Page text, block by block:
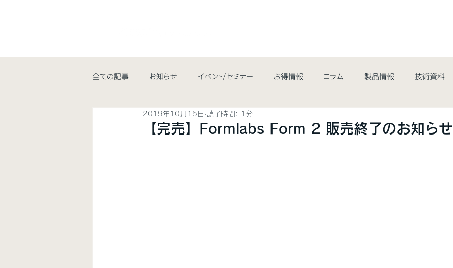
全ての記事 お知らせ イベント/セミナー お得情報 コラム 製品情報 技術資料
【完売】Formlabs Form 2 販売終了のお知らせ
2019年10月15日 読了時間: 1分